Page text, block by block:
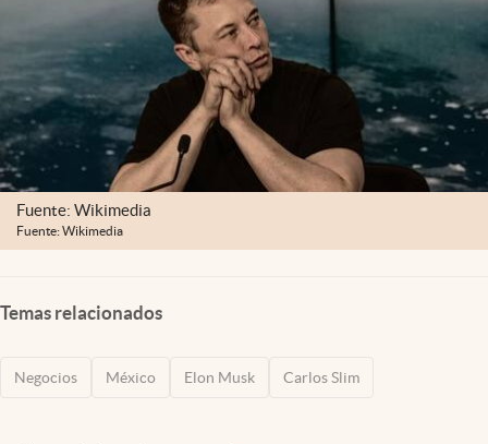
México
Fuente: Wikimedia
Fuente: Wikimedia
Temas relacionados
Negocios México Elon Musk Carlos Slim